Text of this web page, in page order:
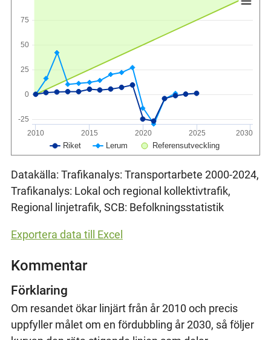
Riket Lerum Referensutveckling
2010 2015 2020 2025 2030
-25
0
25
50
75
Datakälla: Trafikanalys: Transportarbete 2000-2024,
Trafikanalys: Lokal och regional kollektivtrafik,
Regional linjetrafik, SCB: Befolkningsstatistik
Exportera data till Excel
Kommentar
Förklaring
Om resandet ökar linjärt från år 2010 och precis
uppfyller målet om en fördubbling år 2030, så följer